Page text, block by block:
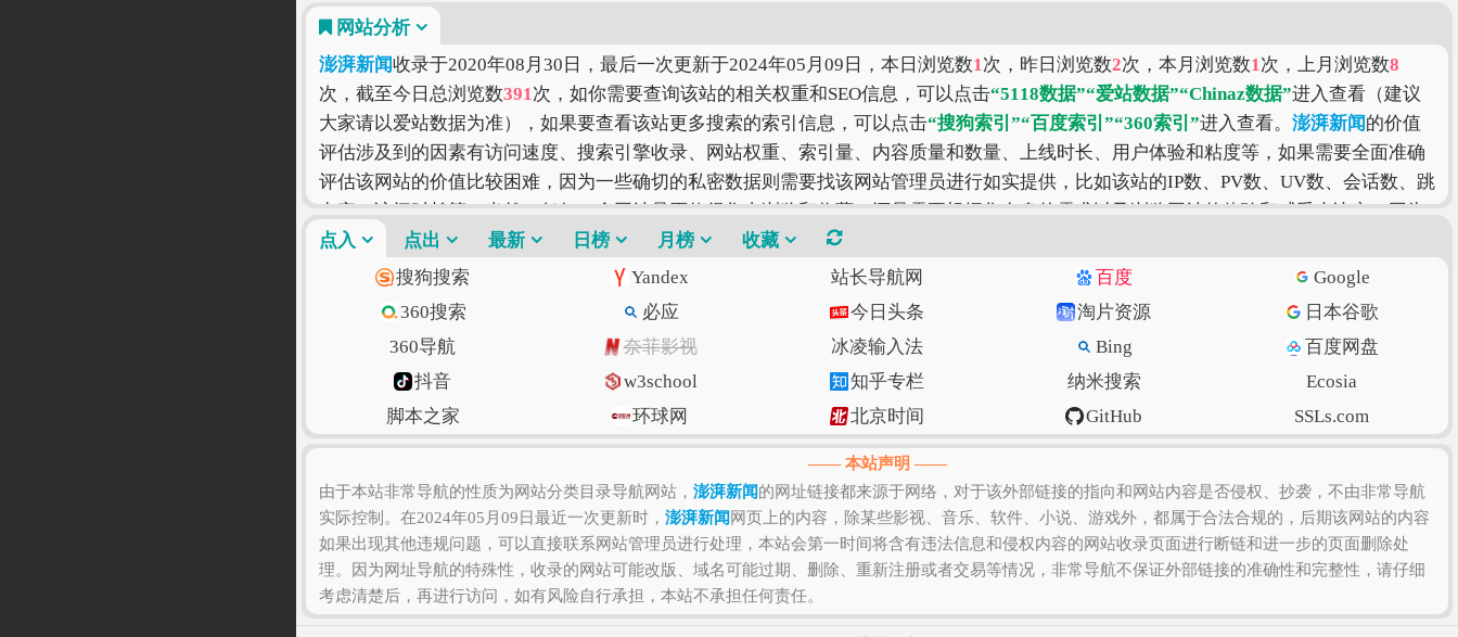
网站分析
澎湃新闻收录于2020年08月30日，最后一次更新于2024年05月09日，本日浏览数1次，昨日浏览数2次，本月浏览数1次，上月浏览数8
次，截至今日总浏览数391次，如你需要查询该站的相关权重和SEO信息，可以点击“5118数据”“爱站数据”“Chinaz数据”进入查看（建议
大家请以爱站数据为准），如果要查看该站更多搜索的索引信息，可以点击“搜狗索引”“百度索引”“360索引”进入查看。 澎湃新闻的价值
评估涉及到的因素有访问速度、搜索引擎收录、网站权重、索引量、内容质量和数量、上线时长、用户体验和粘度等，如果需要全面准确
评估该网站的价值比较困难，因为一些确切的私密数据则需要找该网站管理员进行如实提供，比如该站的IP数、PV数、UV数、会话数、跳
出率、访问时长等！当然，任何一个网站是否值得您去浏览和收藏，还是需要根据您自身的需求以及浏览网站的体验和感受来决定，因为
只有符合您自己的网站才是最好的。
点入 点出 最新 日榜 月榜
收藏
搜狗搜索
Yandex 站长导航网 百度
Google
360搜索
必应 今日头条 淘片资源
日本谷歌
360导航
奈菲影视 冰凌输入法 Bing
百度网盘
抖音
w3school 知乎专栏 纳米搜索
Ecosia
脚本之家
环球网 北京时间 GitHub
SSLs.com
语文迷
Gitee码云 CSDN博客 虎扑篮球 美得云
—— 本站声明 ——
由于本站非常导航的性质为网站分类目录导航网站， 澎湃新闻的网址链接都来源于网络，对于该外部链接的指向和网站内容是否侵权、抄袭，不由非常导航
实际控制。在2024年05月09日最近一次更新时， 澎湃新闻 网页上的内容，除某些影视、音乐、软件、小说、游戏外，都属于合法合规的，后期该网站的内容
如果出现其他违规问题，可以直接联系网站管理员进行处理，本站会第一时间将含有违法信息和侵权内容的网站收录页面进行断链和进一步的页面删除处
理。因为网址导航的特殊性，收录的网站可能改版、域名可能过期、删除、重新注册或者交易等情况，非常导航不保证外部链接的准确性和完整性，请仔细
考虑清楚后，再进行访问，如有风险自行承担，本站不承担任何责任。